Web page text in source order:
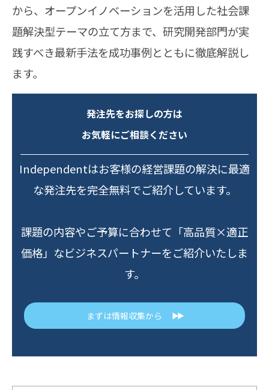
から、オープンイノベーションを活用した社会課
題解決型テーマの立て方まで、研究開発部門が実
践すべき最新手法を成功事例とともに徹底解説し
ます。
発注先をお探しの方は
お気軽にご相談ください
Independentはお客様の経営課題の解決に最適
な発注先を完全無料でご紹介しています。
課題の内容やご予算に合わせて「高品質×適正
価格」なビジネスパートナーをご紹介いたしま
す。
まずは情報収集から ▶▶